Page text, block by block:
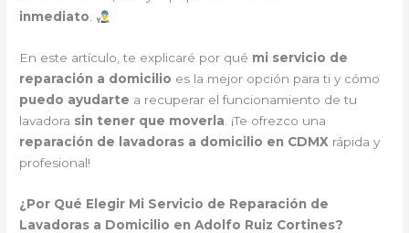
inmediato.
En este artículo, te explicaré por qué mi servicio de
reparación a domicilio es la mejor opción para ti y cómo
puedo ayudarte a recuperar el funcionamiento de tu
lavadora sin tener que moverla . ¡Te ofrezco una
reparación de lavadoras a domicilio en CDMX rápida y
profesional!
¿Por Qué Elegir Mi Servicio de Reparación de
Lavadoras a Domicilio en Adolfo Ruiz Cortines?